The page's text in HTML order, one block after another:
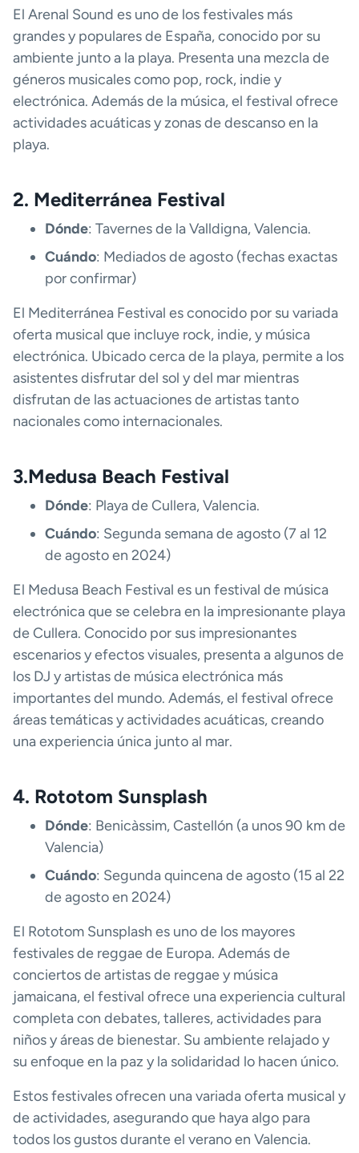
El Arenal Sound es uno de los festivales más
grandes y populares de España, conocido por su
ambiente junto a la playa. Presenta una mezcla de
géneros musicales como pop, rock, indie y
electrónica. Además de la música, el festival ofrece
actividades acuáticas y zonas de descanso en la
playa.
2. Mediterránea Festival
Dónde: Tavernes de la Valldigna, Valencia.
Cuándo: Mediados de agosto (fechas exactas
por confirmar)
El Mediterránea Festival es conocido por su variada
oferta musical que incluye rock, indie, y música
electrónica. Ubicado cerca de la playa, permite a los
asistentes disfrutar del sol y del mar mientras
disfrutan de las actuaciones de artistas tanto
nacionales como internacionales.
3.Medusa Beach Festival
Dónde: Playa de Cullera, Valencia.
Cuándo: Segunda semana de agosto (7 al 12
de agosto en 2024)
El Medusa Beach Festival es un festival de música
electrónica que se celebra en la impresionante playa
de Cullera. Conocido por sus impresionantes
escenarios y efectos visuales, presenta a algunos de
los DJ y artistas de música electrónica más
importantes del mundo. Además, el festival ofrece
áreas temáticas y actividades acuáticas, creando
una experiencia única junto al mar.
4. Rototom Sunsplash
Dónde: Benicàssim, Castellón (a unos 90 km de
Valencia)
Cuándo: Segunda quincena de agosto (15 al 22
de agosto en 2024)
El Rototom Sunsplash es uno de los mayores
festivales de reggae de Europa. Además de
conciertos de artistas de reggae y música
jamaicana, el festival ofrece una experiencia cultural
completa con debates, talleres, actividades para
niños y áreas de bienestar. Su ambiente relajado y
su enfoque en la paz y la solidaridad lo hacen único.
Estos festivales ofrecen una variada oferta musical y
de actividades, asegurando que haya algo para
todos los gustos durante el verano en Valencia.